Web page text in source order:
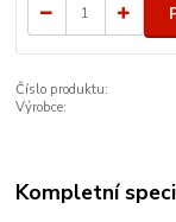
Číslo produktu:
Výrobce:
Kompletní